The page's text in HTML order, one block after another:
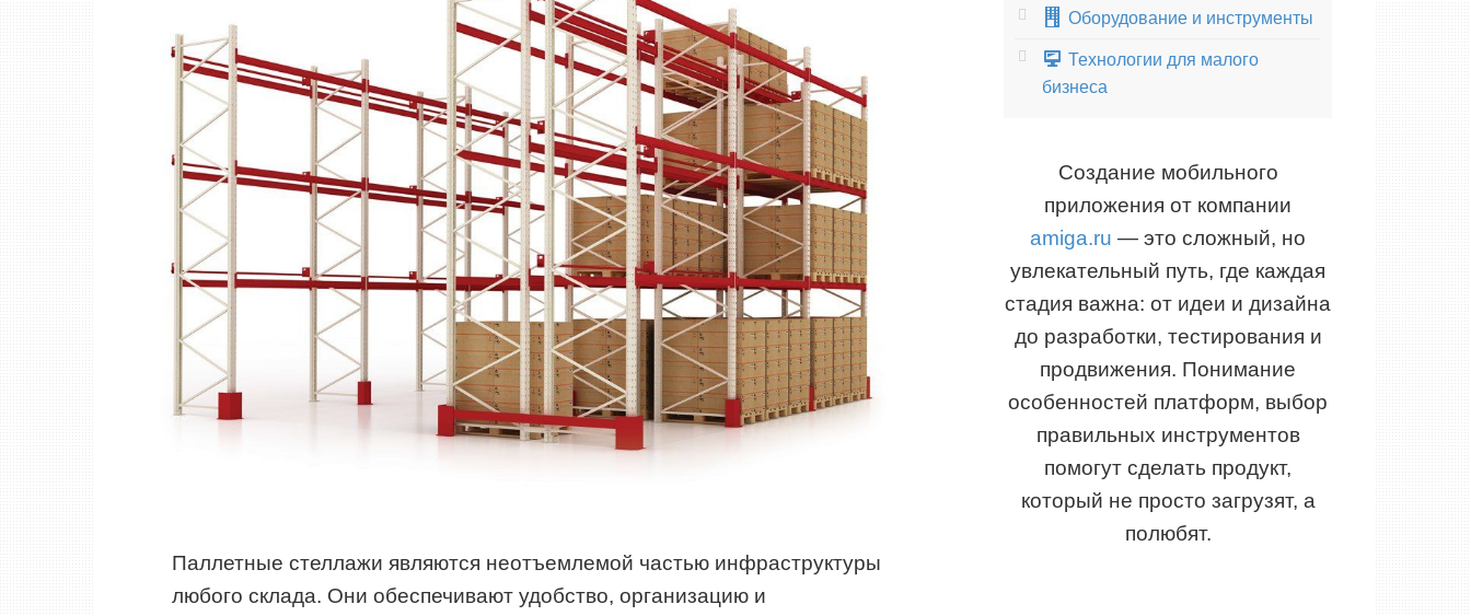
Паллетные стеллажи являются неотъемлемой частью инфраструктуры
любого склада. Они обеспечивают удобство, организацию и
Оборудование и инструменты
Технологии для малого
бизнеса
Создание мобильного
приложения от компании
amiga.ru — это сложный, но
увлекательный путь, где каждая
стадия важна: от идеи и дизайна
до разработки, тестирования и
продвижения. Понимание
особенностей платформ, выбор
правильных инструментов
помогут сделать продукт,
который не просто загрузят, а
полюбят.